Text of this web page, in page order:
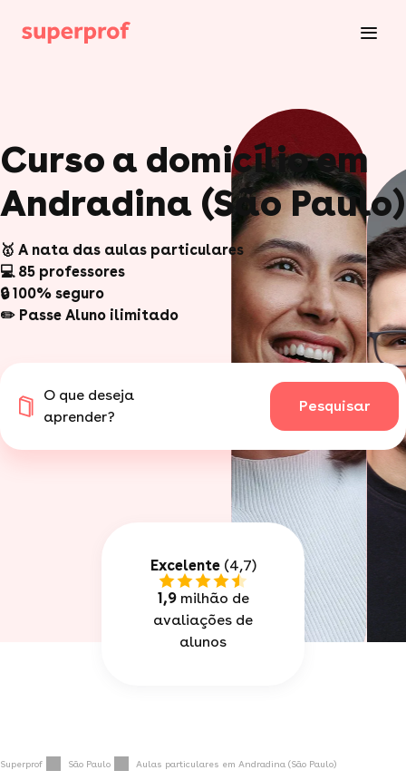
Curso a domicílio em
Andradina (São Paulo)
🥇 A nata das aulas particulares
💻 85 professores
🔒 100% seguro
✏️ Passe Aluno ilimitado
O que deseja
aprender?
Pesquisar
Excelente(4,7)
1,9milhão de
avaliações de
alunos
Superprof São Paulo Aulas particulares em Andradina (São Paulo)